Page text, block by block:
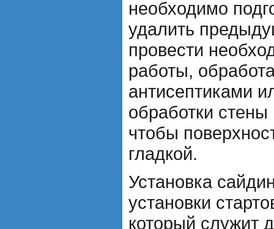
необходимо
удалить
провести
работы,
антисептиками
обработки
чтобы
гладкой.
Установка
установки
который служит